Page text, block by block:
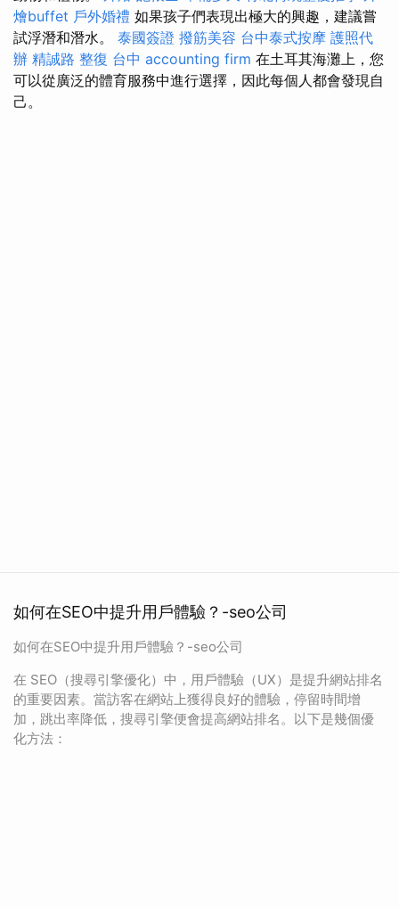
燴buffet 戶外婚禮 如果孩子們表現出極大的興趣，建議嘗
試浮潛和潛水。 泰國簽證 撥筋美容 台中泰式按摩 護照代
辦 精誠路 整復 台中 accounting firm 在土耳其海灘上，您
可以從廣泛的體育服務中進行選擇，因此每個人都會發現自
己。
如何在SEO中提升用戶體驗？-seo公司
如何在SEO中提升用戶體驗？-seo公司
在 SEO（搜尋引擎優化）中，用戶體驗（UX）是提升網站排名
的重要因素。當訪客在網站上獲得良好的體驗，停留時間增
加，跳出率降低，搜尋引擎便會提高網站排名。以下是幾個優
化方法：